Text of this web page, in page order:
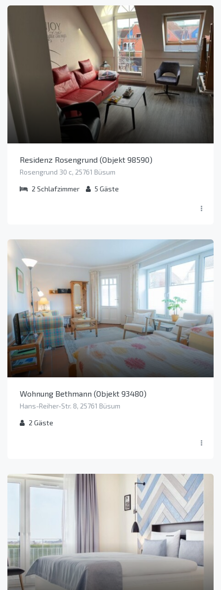
Residenz Rosengrund (Objekt 98590)
Rosengrund 30 c, 25761 Büsum
2 Schlafzimmer 5 Gäste
Wohnung Bethmann (Objekt 93480)
Hans-Reiher-Str. 8, 25761 Büsum
2 Gäste